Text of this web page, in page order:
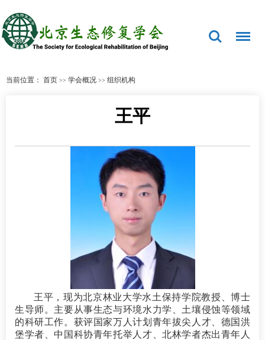
当前位置： 首页 >> 学会概况 >> 组织机构
王平
王平，现为北京林业大学水土保持学院教授、博士
生导师。主要从事生态与环境水力学、土壤侵蚀等领域
的科研工作。获评国家万人计划青年拔尖人才、德国洪
堡学者、中国科协青年托举人才、北林学者杰出青年人